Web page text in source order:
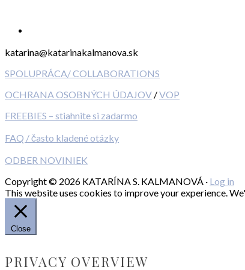
katarina@katarinakalmanova.sk
SPOLUPRÁCA/ COLLABORATIONS
OCHRANA OSOBNÝCH ÚDAJOV /VOP
FREEBIES – stiahnite si zadarmo
FAQ / často kladené otázky
ODBER NOVINIEK
Copyright © 2026 KATARÍNA S. KALMANOVÁ · Log in
This website uses cookies to improve your experience.
Close
PRIVACY OVERVIEW